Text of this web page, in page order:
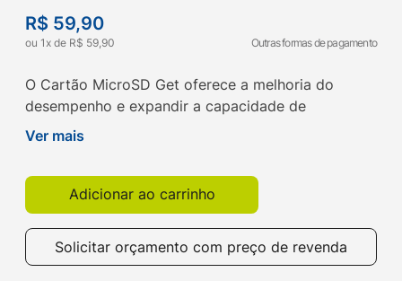
R$ 59,90
ou 1x de R$ 59,90 Outras formas de pagamento
O Cartão MicroSD Get oferece a melhoria do
desempenho e expandir a capacidade de
armazenamento de Smartphones, Tablets, Câmeras
Ver mais
Adicionar ao carrinho
Solicitar orçamento com preço de revenda